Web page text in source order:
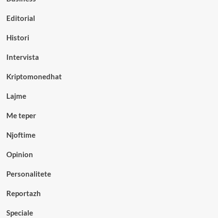
Editorial
Histori
Intervista
Kriptomonedhat
Lajme
Me teper
Njoftime
Opinion
Personalitete
Reportazh
Speciale